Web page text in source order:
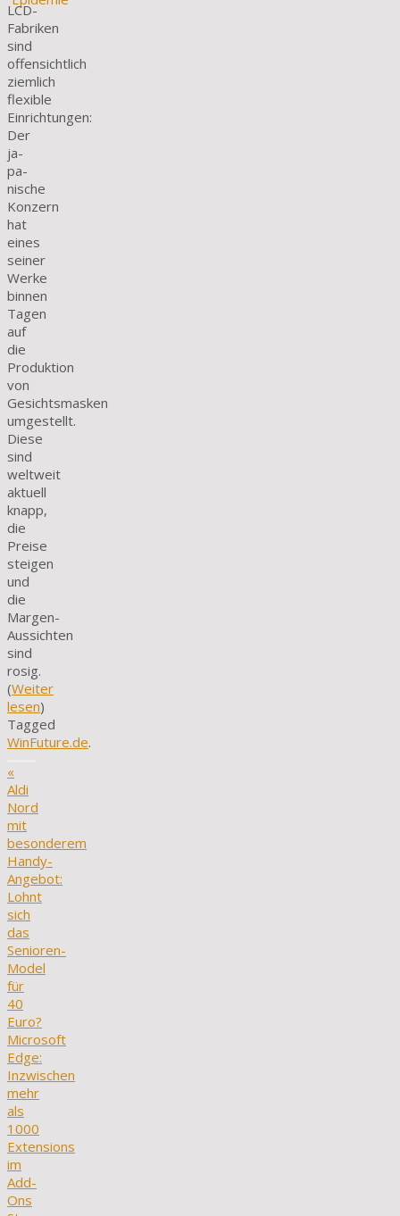
LCD-
Fabriken
sind
offensichtlich
ziemlich
flexible
Einrichtungen:
Der
ja­
pa­­
nische
Konzern
hat
eines
seiner
Werke
binnen
Tagen
auf
die
Produktion
von
Gesichtsmasken
umgestellt.
Diese
sind
weltweit
aktuell
knapp,
die
Preise
steigen
und
die
Margen-
Aussichten
sind
rosig.
(Weiter
lesen)
Tagged
WinFuture.de.
«
Aldi
Nord
mit
besonderem
Handy-
Angebot:
Lohnt
sich
das
Senioren-
Model
für
40
Euro?
Microsoft
Edge:
Inzwischen
mehr
als
1000
Extensions
im
Add-
Ons